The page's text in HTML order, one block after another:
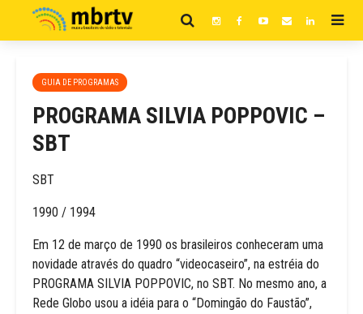
GUIA DE PROGRAMAS
PROGRAMA SILVIA POPPOVIC –
SBT
SBT
1990 / 1994
Em 12 de março de 1990 os brasileiros conheceram uma
novidade através do quadro “videocaseiro”, na estréia do
PROGRAMA SILVIA POPPOVIC, no SBT. No mesmo ano, a
Rede Globo usou a idéia para o “Domingão do Faustão”,